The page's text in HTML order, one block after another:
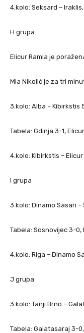
4.kolo: Seksard –
H grupa
Elicur Ramla je
Mia Nikolić je za tri
3.kolo: Alba – Kibirkstis
Tabela: Gdinja 3-1,
4.kolo: Kibirkstis –
I grupa
3.kolo: Dinamo Sasari –
Tabela: Sosnovijec 3-0,
4.kolo: Riga – Dinamo
J grupa
3.kolo: Tanji Brno –
Tabela: Galatasaraj 3-